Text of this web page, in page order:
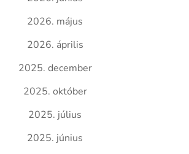
2026. május
2026. április
2025. december
2025. október
2025. július
2025. június